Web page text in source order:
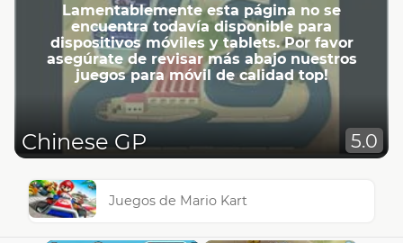
Lamentablemente esta página no se
encuentra todavía disponible para
dispositivos móviles y tablets. Por favor
asegúrate de revisar más abajo nuestros
juegos para móvil de calidad top!
Chinese GP 5.0
Juegos de Mario Kart